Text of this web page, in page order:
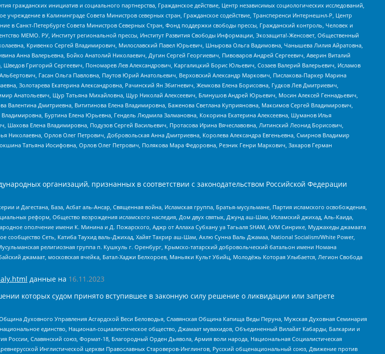
гражданских инициатив и социального партнерства, Гражданское действие, Центр независимых социологических исследований,
в Калининграде Совета Министров северных стран, Гражданское содействие, Трансперенси Интернешнл-Р, Центр
в Санкт-Петербурге Совета Министров Северных Стран, Фонд поддержки свободы прессы, Гражданский контроль, Человек и
МЕМО. РУ, Институт региональной прессы, Институт Развития Свободы Информации, Экозащита!-Женсовет, Общественный
Кривенко Сергей Владимирович, Милославский Павел Юрьевич, Шнырова Ольга Вадимовна, Чанышева Лилия Айратовна,
Анна Валерьевна, Бойко Анатолий Николаевич, Дугин Сергей Георгиевич, Пивоваров Андрей Сергеевич, Аверин Виталий
Григорий Сергеевич, Пономарев Лев Александрович, Каргалицкий Борис Юльевич, Созаев Валерий Валерьевич, Исламов
Гасан Ольга Павловна, Паутов Юрий Анатольевич, Верховский Александр Маркович, Пислакова-Паркер Марина
Золотарева Екатерина Александровна, Рачинский Ян Збигневич, Жемкова Елена Борисовна, Гудков Лев Дмитриевич,
Анатольевич, Щур Татьяна Михайловна, Щур Николай Алексеевич, Блинушов Андрей Юрьевич, Мосин Алексей Геннадьевич,
Дмитриевна, Вититинова Елена Владимировна, Баженова Светлана Куприяновна, Максимов Сергей Владимирович,
Буртина Елена Юрьевна, Гендель Людмила Залмановна, Кокорина Екатерина Алексеевна, Шуманов Илья
Елена Владимировна, Подузов Сергей Васильевич, Протасова Ирина Вячеславовна, Литинский Леонид Борисович,
Орлов Олег Петрович, Добровольская Анна Дмитриевна, Королева Александра Евгеньевна, Смирнов Владимир
Татьяна Иосифовна, Орлов Олег Петрович, Полякова Мара Федоровна, Резник Генри Маркович, Захаров Герман
организаций, признанных в соответствии с законодательством Российской Федерации
и Дагестана, База, Асбат аль-Ансар, Священная война, Исламская группа, Братья-мусульмане, Партия исламского освобождения,
реформ, Общество возрождения исламского наследия, Дом двух святых, Джунд аш-Шам, Исламский джихад, Аль-Каида,
ополчение имени К. Минина и Д. Пожарского, Аджр от Аллаха Субхану уа Тагьаля SHAM, АУМ Синрике, Муджахеды джамаата
сообщество Сеть, Катиба Таухид валь-Джихад, Хайят Тахрир аш-Шам, Ахлю Сунна Валь Джамаа, National Socialism/White Power,
религиозная группа п. Кушкуль г. Оренбург, Крымско-татарский добровольческий батальон имени Номана
джамаат, московская ячейка, Батал-Хаджи Белхороев, Маньяки Культ Убийц, Молодёжь Которая Улыбается, Легион Свобода
данные на 16.11.2023
которых судом принято вступившее в законную силу решение о ликвидации или запрете
Духовного Управления Асгардской Веси Беловодья, Славянская Община Капища Веды Перуна, Мужская Духовная Семинария
единство, Национал-социалистическое общество, Джамаат мувахидов, Объединенный Вилайат Кабарды, Балкарии и
России, Славянский союз, Формат-18, Благородный Орден Дьявола, Армия воли народа, Национальная Социалистическая
Инглистической церкви Православных Староверов-Инглингов, Русский общенациональный союз, Движение против